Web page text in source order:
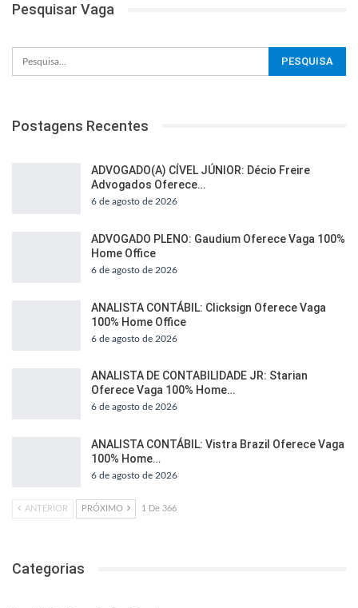
Pesquisar Vaga
Postagens Recentes
ADVOGADO(A) CÍVEL JÚNIOR: Décio Freire
Advogados Oferece…
6 de agosto de 2026
ADVOGADO PLENO: Gaudium Oferece Vaga 100%
Home Office
6 de agosto de 2026
ANALISTA CONTÁBIL: Clicksign Oferece Vaga
100% Home Office
6 de agosto de 2026
ANALISTA DE CONTABILIDADE JR: Starian
Oferece Vaga 100% Home…
6 de agosto de 2026
ANALISTA CONTÁBIL: Vistra Brazil Oferece Vaga
100% Home…
6 de agosto de 2026
ANTERIOR PRÓXIMO 1 De 366
Categorias